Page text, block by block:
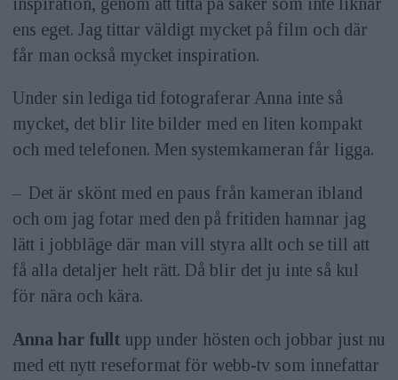
ens eget. Jag tittar väldigt mycket på film och där
får man också mycket inspiration.
Under sin lediga tid fotograferar Anna inte så
mycket, det blir lite bilder med en liten kompakt
och med telefonen. Men systemkameran får ligga.
– Det är skönt med en paus från kameran ibland
och om jag fotar med den på fritiden hamnar jag
lätt i jobbläge där man vill styra allt och se till att
få alla detaljer helt rätt. Då blir det ju inte så kul
för nära och kära.
Anna har fullt upp under hösten och jobbar just nu
med ett nytt reseformat för webb-tv som innefattar